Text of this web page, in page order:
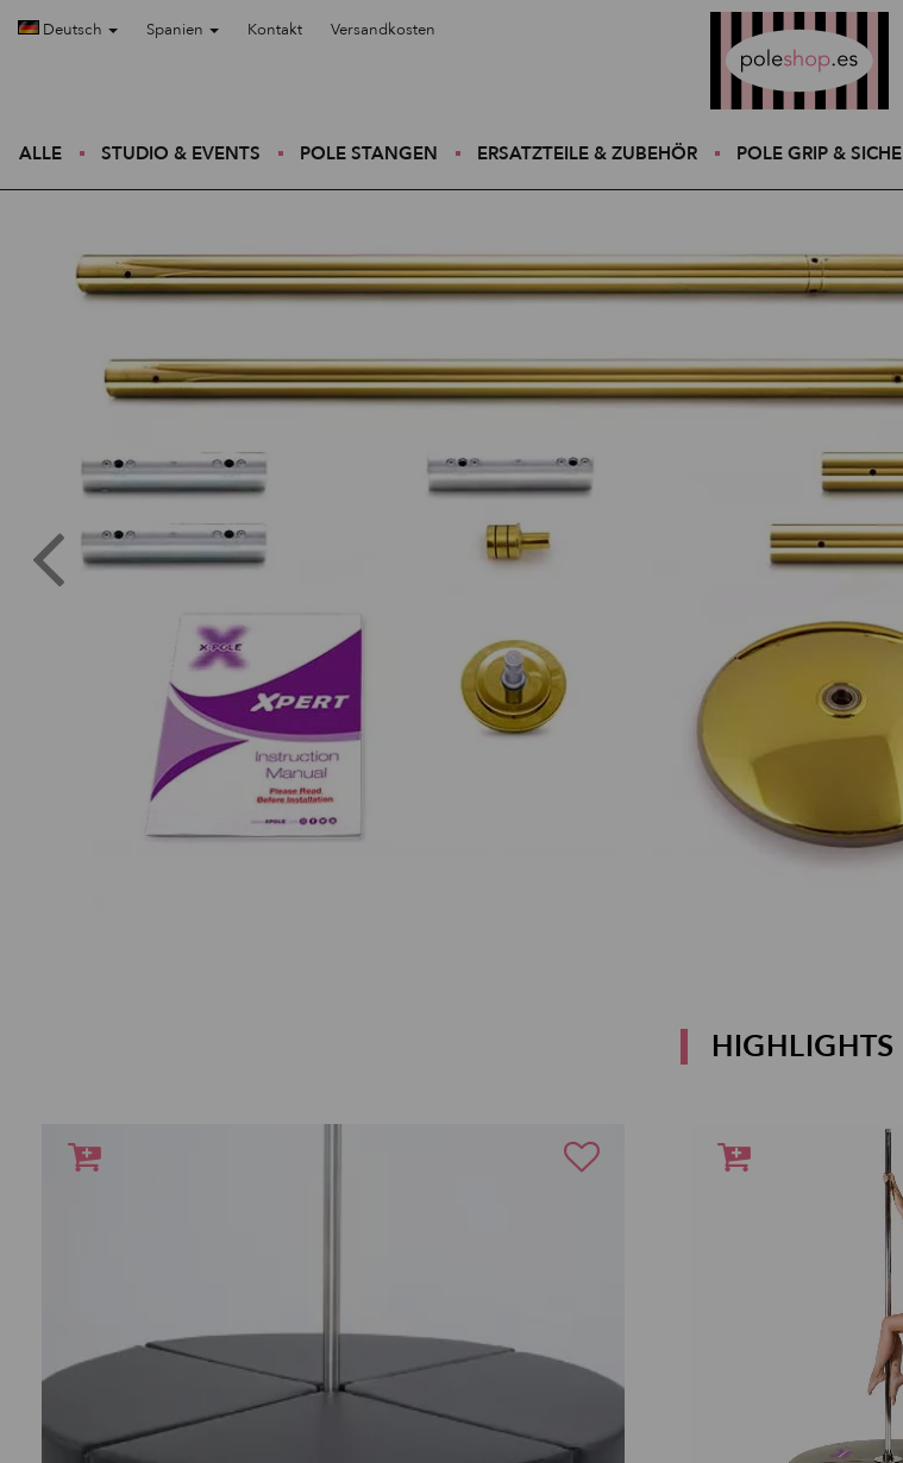
Deutsch Spanien Kontakt Versandkosten
ALLE STUDIO & EVENTS POLE STANGEN ERSATZTEILE & ZUBEHÖR POLE GRIP &
HIGHLIGHTS